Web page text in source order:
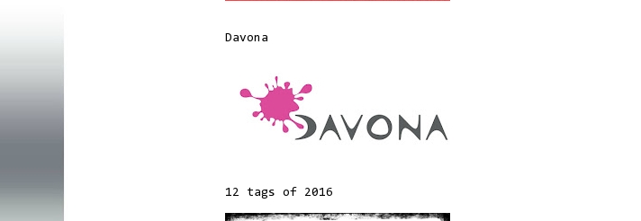
Davona
12 tags of 2016